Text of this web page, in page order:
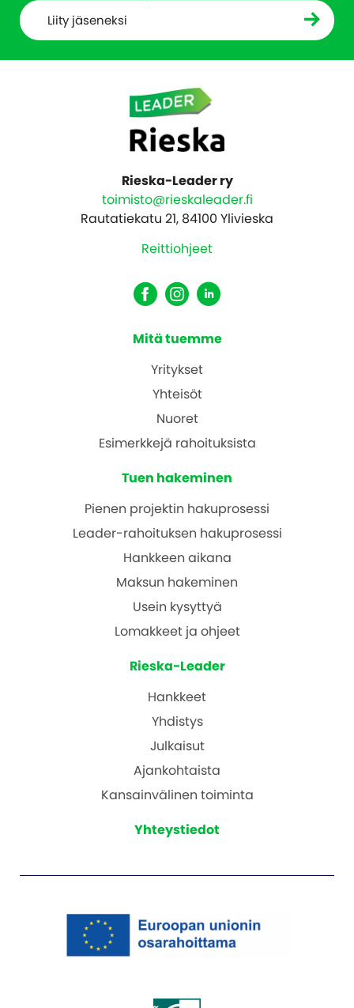
Liity jäseneksi
Rieska-Leader ry
toimisto@rieskaleader.fi
Rautatiekatu 21, 84100 Ylivieska
Reittiohjeet
Mitä tuemme
Yritykset
Yhteisöt
Nuoret
Esimerkkejä rahoituksista
Tuen hakeminen
Pienen projektin hakuprosessi
Leader-rahoituksen hakuprosessi
Hankkeen aikana
Maksun hakeminen
Usein kysyttyä
Lomakkeet ja ohjeet
Rieska-Leader
Hankkeet
Yhdistys
Julkaisut
Ajankohtaista
Kansainvälinen toiminta
Yhteystiedot